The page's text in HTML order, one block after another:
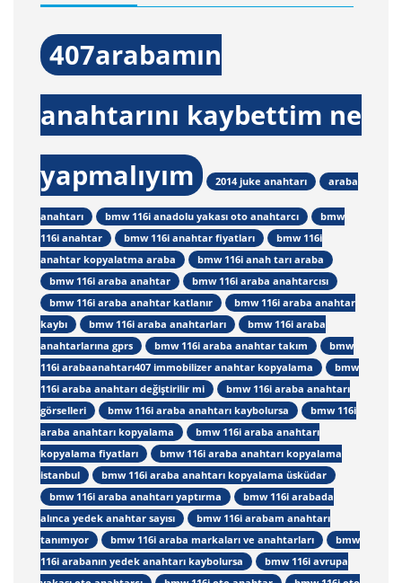
407arabamın
anahtarını kaybettim ne
yapmalıyım
2014 juke anahtarı araba
anahtarı bmw 116i anadolu yakası oto anahtarcı
bmw
116i anahtar
bmw 116i anahtar fiyatları
bmw 116i
anahtar kopyalatma araba
bmw 116i anah tarı araba
bmw 116i araba anahtar
bmw 116i araba anahtarcısı
bmw 116i araba anahtar katlanır
bmw 116i araba anahtar
kaybı
bmw 116i araba anahtarları
bmw 116i araba
anahtarlarına gprs
bmw 116i araba anahtar takım
bmw
116i arabaanahtarı407 immobilizer anahtar kopyalama
bmw
116i araba anahtarı değiştirilir mi
bmw 116i araba anahtarı
görselleri
bmw 116i araba anahtarı kaybolursa
bmw 116i
araba anahtarı kopyalama
bmw 116i araba anahtarı
kopyalama fiyatları
bmw 116i araba anahtarı kopyalama
istanbul
bmw 116i araba anahtarı kopyalama üsküdar
bmw 116i araba anahtarı yaptırma
bmw 116i arabada
alınca yedek anahtar sayısı
bmw 116i arabam anahtarı
tanımıyor
bmw 116i araba markaları ve anahtarları
bmw
116i arabanın yedek anahtarı kaybolursa
bmw 116i avrupa